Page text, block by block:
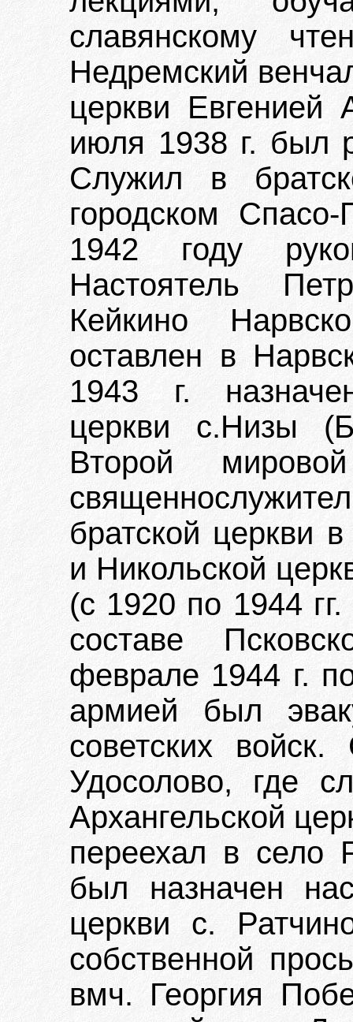
славянскому
Недремский
церкви Евгенией
июля 1938 г. был
Служил в
городском
1942 году
Настоятель
Кейкино
оставлен в
1943 г.
церкви с.Низы
Второй
братской церкви
и Никольской
(с 1920 по 1944
составе
феврале 1944 г.
армией был
советских
Удосолово, где
Архангельской
переехал в село
был назначен
церкви с.
собственной
вмч. Георгия